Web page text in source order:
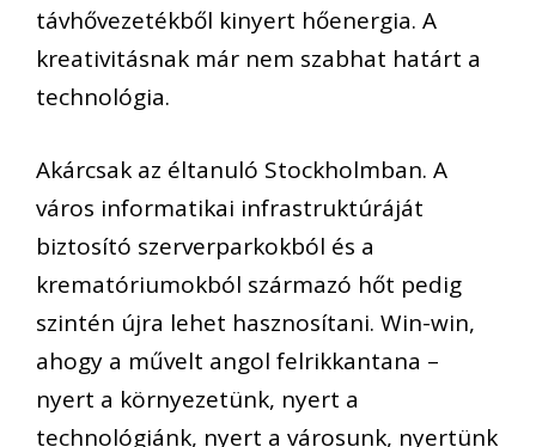
távhővezetékből kinyert hőenergia. A
kreativitásnak már nem szabhat határt a
technológia.
Akárcsak az éltanuló Stockholmban. A
város informatikai infrastruktúráját
biztosító szerverparkokból és a
krematóriumokból származó hőt pedig
szintén újra lehet hasznosítani. Win-win,
ahogy a művelt angol felrikkantana –
nyert a környezetünk, nyert a
technológiánk, nyert a városunk, nyertünk